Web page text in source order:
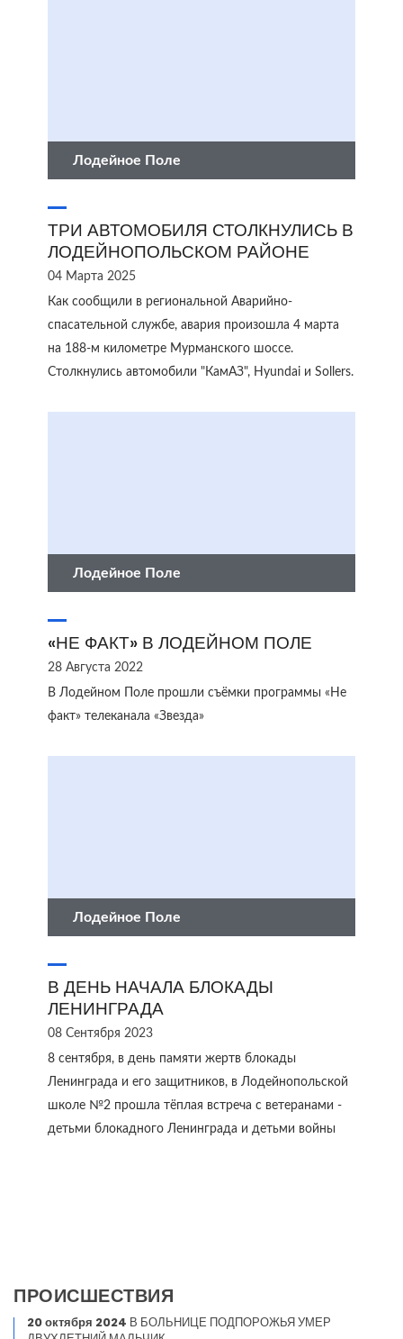
Лодейное Поле
ТРИ АВТОМОБИЛЯ СТОЛКНУЛИСЬ В
ЛОДЕЙНОПОЛЬСКОМ РАЙОНЕ
04 Марта 2025
Как сообщили в региональной Аварийно-
спасательной службе, авария произошла 4 марта
на 188-м километре Мурманского шоссе.
Столкнулись автомобили "КамАЗ", Hyundai и Sollers.
Лодейное Поле
«НЕ ФАКТ» В ЛОДЕЙНОМ ПОЛЕ
28 Августа 2022
В Лодейном Поле прошли съёмки программы «Не
факт» телеканала «Звезда»
Лодейное Поле
В ДЕНЬ НАЧАЛА БЛОКАДЫ
ЛЕНИНГРАДА
08 Сентября 2023
8 сентября, в день памяти жертв блокады
Ленинграда и его защитников, в Лодейнопольской
школе​ №2​ прошла тёплая встреча с ветеранами -
детьми блокадного Ленинграда и детьми войны
ПРОИСШЕСТВИЯ
20 октября 2024 В БОЛЬНИЦЕ ПОДПОРОЖЬЯ УМЕР